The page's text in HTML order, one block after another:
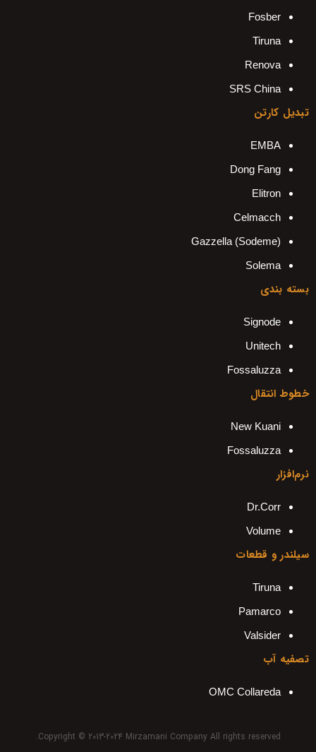
Fosber
Tiruna
Renova
SRS China
تبدیل کارتن
EMBA
Dong Fang
Elitron
Celmacch
Gazzella (Sodeme)
Solema
بسته بندی
Signode
Unitech
Fossaluzza
خطوط انتقال
New Kuani
Fossaluzza
نرم‌افزار
Dr.Corr
Volume
سیلندر و قطعات
Tiruna
Pamarco
Valsider
تصفیه آب
OMC Collareda
Copyright © 2013-2024 Mirzamani Company All rights reserved.